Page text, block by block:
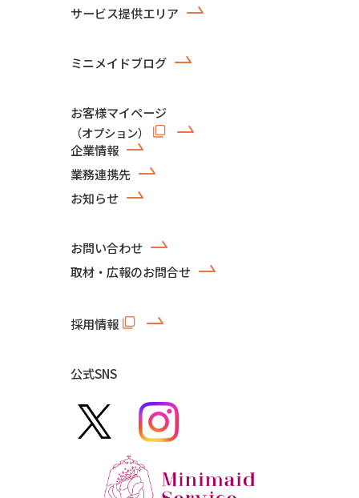
サービス提供エリア
ミニメイドブログ
お客様マイページ
（オプション）
企業情報
業務連携先
お知らせ
お問い合わせ
取材・広報のお問合せ
採用情報
公式SNS